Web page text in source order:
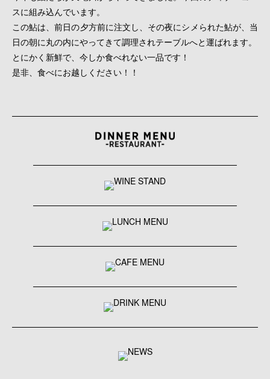
スに組み込んでいます。
この鮎は、前日の夕方前に注文し、その夜にシメられた鮎が、当
日の朝に丸の内にやってきて調理されテーブルへと運ばれます。
とにかく新鮮で、今しか食べれない一品です！
是非、食べにお越しください！！